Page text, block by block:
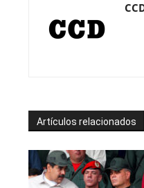
Artículos relacionados